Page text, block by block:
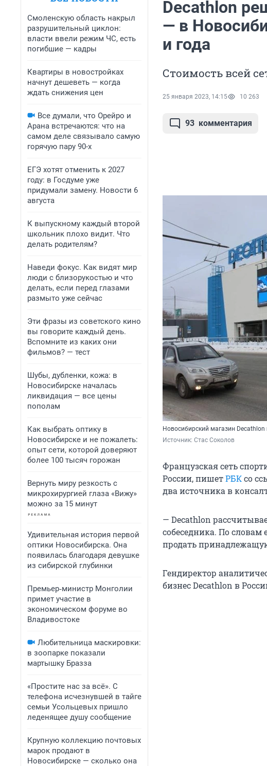
Смоленскую область накрыл
разрушительный циклон:
власти ввели режим ЧС, есть
погибшие — кадры
Квартиры в новостройках
начнут дешеветь — когда
ждать снижения цен
Все думали, что Орейро и
Арана встречаются: что на
самом деле связывало самую
горячую пару 90-х
ЕГЭ хотят отменить к 2027
году: в Госдуме уже
придумали замену. Новости 6
августа
К выпускному каждый второй
школьник плохо видит. Что
делать родителям?
Наведи фокус. Как видят мир
люди с близорукостью и что
делать, если перед глазами
размыто уже сейчас
Эти фразы из советского кино
вы говорите каждый день.
Вспомните из каких они
фильмов? — тест
Шубы, дубленки, кожа: в
Новосибирске началась
ликвидация — все цены
пополам
Как выбрать оптику в
Новосибирске и не пожалеть:
опыт сети, которой доверяют
более 100 тысяч горожан
Вернуть миру резкость с
микрохирургией глаза «Вижу»
можно за 15 минут
Удивительная история первой
оптики Новосибирска. Она
появилась благодаря девушке
из сибирской глубинки
Премьер‑министр Монголии
примет участие в
экономическом форуме во
Владивостоке
Любительница маскировки:
в зоопарке показали
мартышку Бразза
«Простите нас за всё». С
телефона исчезнувшей в тайге
семьи Усольцевых пришло
леденящее душу сообщение
Крупную коллекцию почтовых
марок продают в
Новосибирске — сколько она
Decathlon
— в
и года
Стоимость всей
25 января 2023, 14:15 10 263
93 комментария
Новосибирский магазин Decathlon
Источник: Стас Соколов
Французская сеть
России, пишетРБКсо
два источника в
— Decathlon
собеседника. По словам
продать
Гендиректор
бизнес Decathlon в